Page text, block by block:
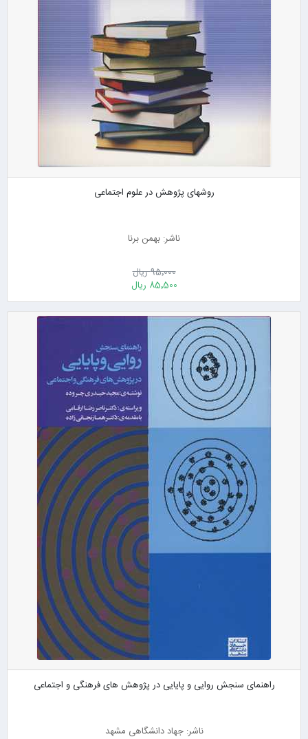
روشهای پژوهش در علوم اجتماعی
ناشر: بهمن برنا
95٬000 ریال
85٬500 ریال
راهنمای سنجش روایی و پایایی در پژوهش های فرهنگی و اجتماعی
ناشر: جهاد دانشگاهی مشهد